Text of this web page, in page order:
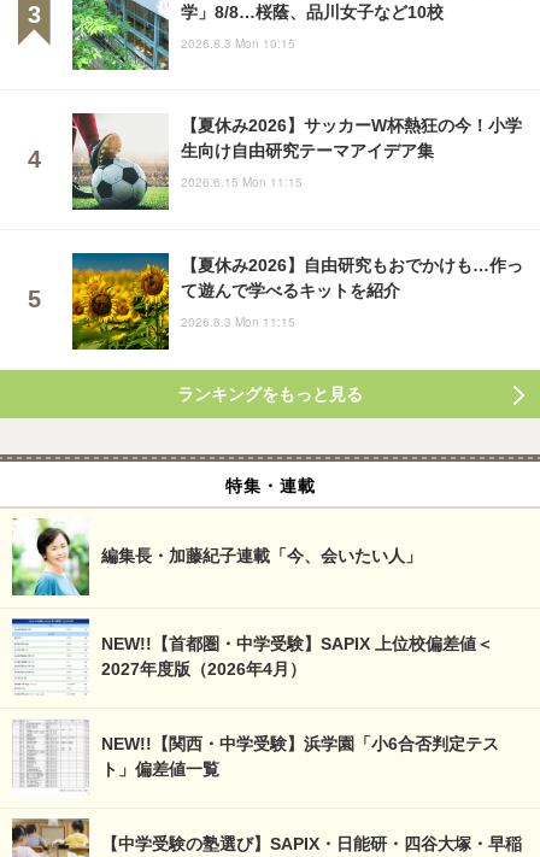
学」8/8…桜蔭、品川女子など10校
2026.8.3 Mon 10:15
【夏休み2026】サッカーW杯熱狂の今！小学
生向け自由研究テーマアイデア集
2026.6.15 Mon 11:15
【夏休み2026】自由研究もおでかけも…作っ
て遊んで学べるキットを紹介
2026.8.3 Mon 11:15
ランキングをもっと見る
特集・連載
編集長・加藤紀子連載「今、会いたい人」
NEW!!【首都圏・中学受験】SAPIX 上位校偏差値＜
2027年度版（2026年4月）
NEW!!【関西・中学受験】浜学園「小6合否判定テス
ト」偏差値一覧
【中学受験の塾選び】SAPIX・日能研・四谷大塚・早稲